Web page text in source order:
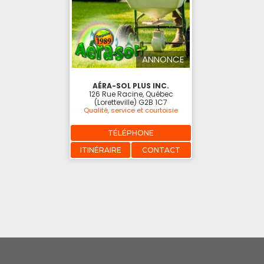
ANNONCE
AÉRA-SOL PLUS INC.
126 Rue Racine, Québec
(Loretteville) G2B 1C7
Qualité, service et courtoisie
TÉLÉPHONE
ITINÉRAIRE
CONTACT